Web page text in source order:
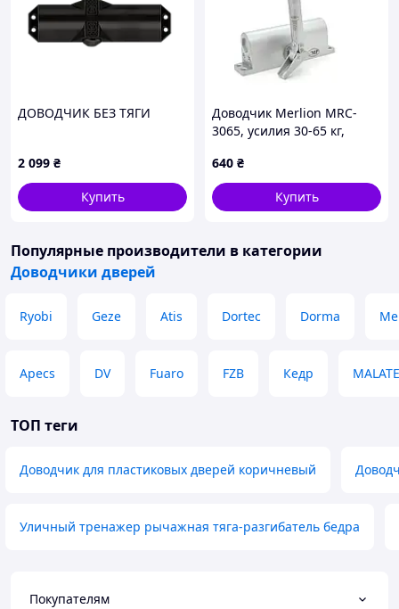
ДОВОДЧИК БЕЗ ТЯГИ
2 099 ₴
Купить
Доводчик Merlion MRC-
3065, усилия 30-65 кг,
640 ₴
Купить
Популярные производители в категории
Доводчики дверей
Ryobi Geze Atis Dortec Dorma
Apecs DV Fuaro FZB Кедр
ТОП теги
Доводчик для пластиковых дверей коричневый
Уличный тренажер рычажная тяга-разгибатель бедра
Покупателям